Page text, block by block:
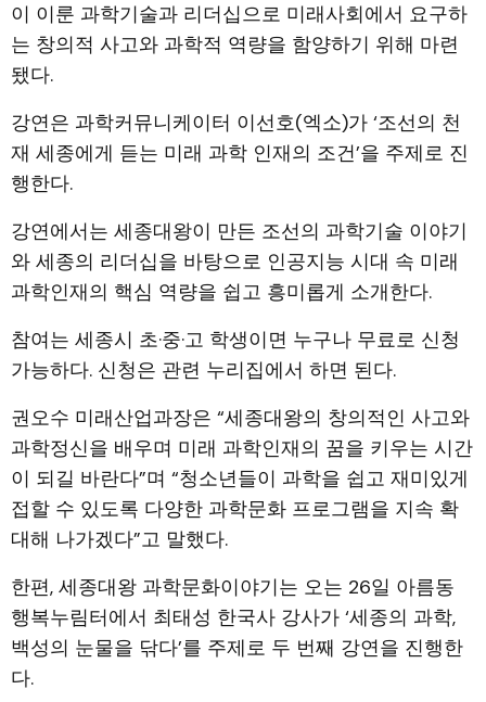
이 이룬 과학기술과 리더십으로 미래사회에서 요구하
는 창의적 사고와 과학적 역량을 함양하기 위해 마련
됐다.
강연은 과학커뮤니케이터 이선호(엑소)가 ‘조선의 천
재 세종에게 듣는 미래 과학 인재의 조건’을 주제로 진
행한다.
강연에서는 세종대왕이 만든 조선의 과학기술 이야기
와 세종의 리더십을 바탕으로 인공지능 시대 속 미래
과학인재의 핵심 역량을 쉽고 흥미롭게 소개한다.
참여는 세종시 초·중·고 학생이면 누구나 무료로 신청
가능하다. 신청은 관련 누리집에서 하면 된다.
권오수 미래산업과장은 “세종대왕의 창의적인 사고와
과학정신을 배우며 미래 과학인재의 꿈을 키우는 시간
이 되길 바란다”며 “청소년들이 과학을 쉽고 재미있게
접할 수 있도록 다양한 과학문화 프로그램을 지속 확
대해 나가겠다”고 말했다.
한편, 세종대왕 과학문화이야기는 오는 26일 아름동
행복누림터에서 최태성 한국사 강사가 ‘세종의 과학,
백성의 눈물을 닦다’를 주제로 두 번째 강연을 진행한
다.